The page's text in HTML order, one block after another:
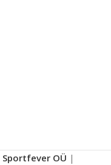
Sportfever OÜ |